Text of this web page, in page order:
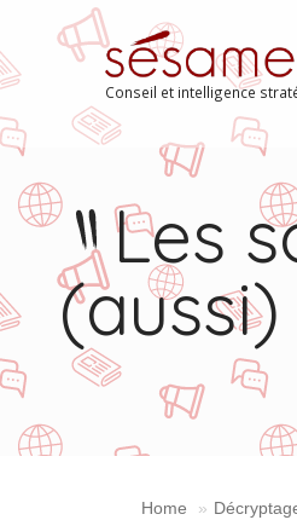
Conseil et intelligence
Les
Home